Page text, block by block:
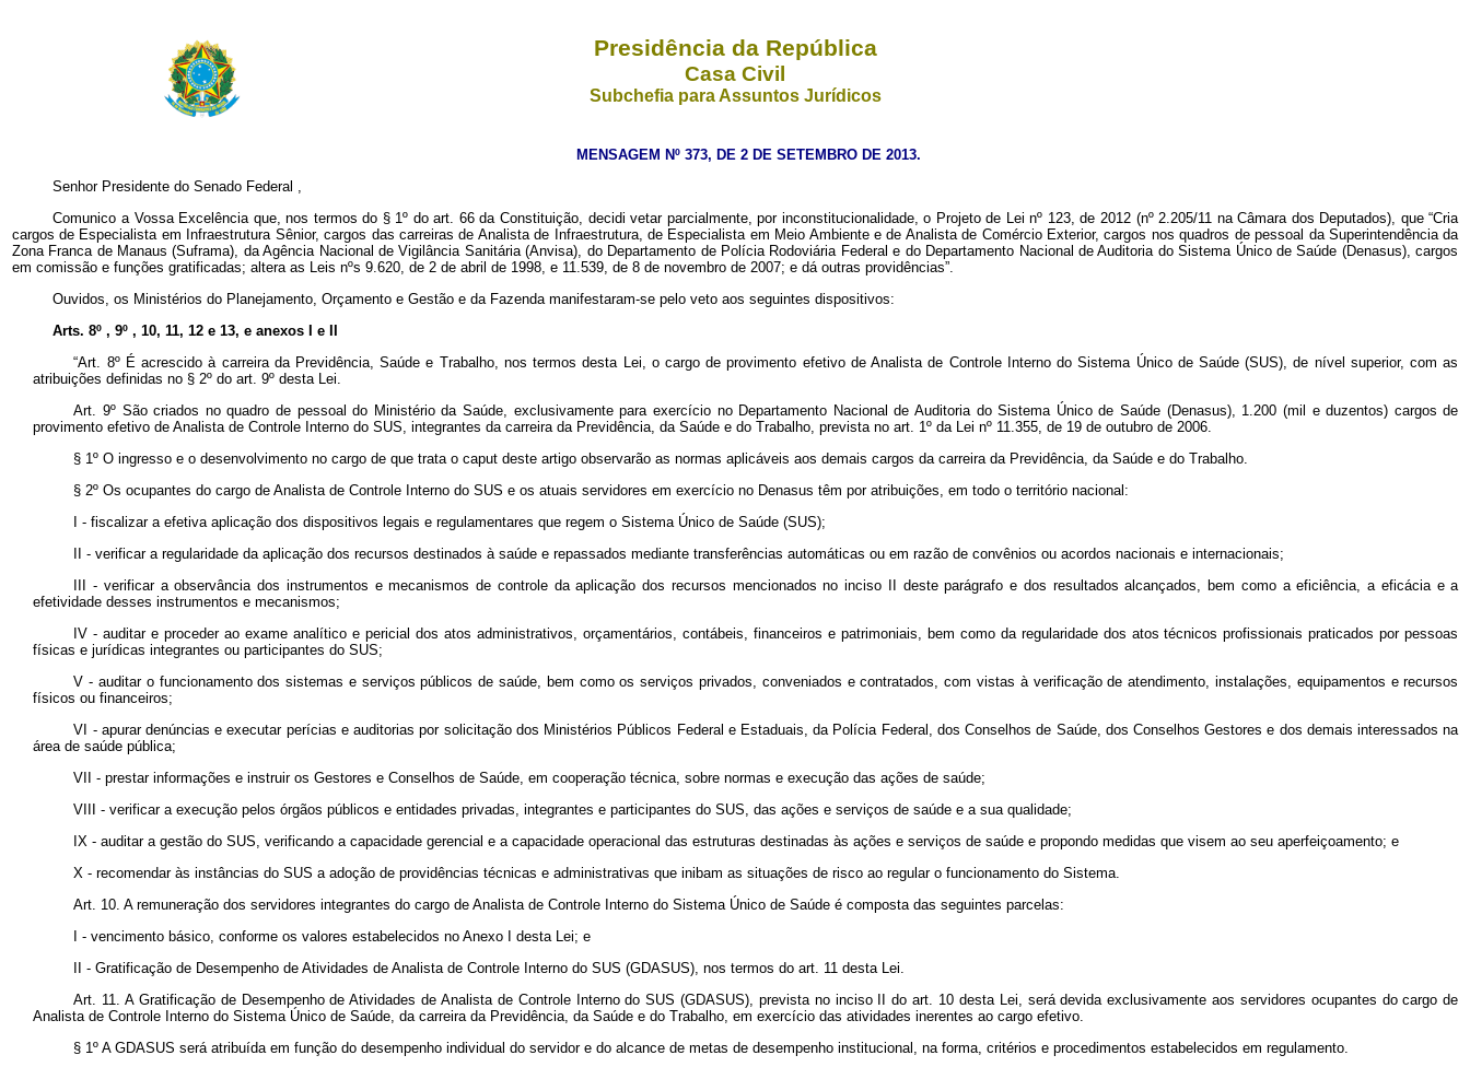
Presidência da República
Casa Civil
Subchefia para Assuntos Jurídicos
MENSAGEM Nº 373, DE 2 DE SETEMBRO DE 2013.
Senhor Presidente do Senado Federal
Comunico a Vossa Excelência que, nos termos do § 1º do art. 66 da Constituição, decidi vetar parcialmente, por inconstitucionalidade,o Projeto de Lei nº 123, de 2012 (nº 2.205/11 na Câmara dos Deputados), que “Cria
cargos de Especialista em Infraestrutura Sênior, cargos das carreiras de Analista de Infraestrutura, de Especialista em Meio Ambiente e de Analista de Comércio Exterior, cargos nos quadros de pessoal da Superintendência da
Zona Franca de Manaus (Suframa), da Agência Nacional de Vigilância Sanitária (Anvisa), do Departamento de Polícia Rodoviária Federal e do Departamento Nacional de Auditoria do Sistema Único de Saúde (Denasus), cargos
em comissão e funções gratificadas; altera as Leis nºs 9.620, de 2 de abril de 1998, e 11.539, de 8 de novembro de 2007; e dá outras providências”.
Ouvidos, os Ministérios do Planejamento, Orçamento e Gestão e da Fazenda manifestaram-se pelo veto aos seguintes dispositivos:
Arts. 8º , 9º , 10, 11, 12 e 13, e anexos I e II
“Art. 8º É acrescido à carreira da Previdência, Saúde e Trabalho, nos termos desta Lei, o cargo de provimento efetivo de Analista de Controle Interno do Sistema Único de Saúde (SUS), de nível superior, com as
atribuições definidas no § 2º do art. 9º desta Lei.
Art. 9º São criados no quadro de pessoal do Ministério da Saúde, exclusivamente para exercício no Departamento Nacional de Auditoria do Sistema Único de Saúde (Denasus), 1.200 (mil e duzentos) cargos de
provimento efetivo de Analista de Controle Interno do SUS, integrantes da carreira da Previdência, da Saúde e do Trabalho, prevista no art. 1º da Lei nº 11.355, de 19 de outubro de 2006.
§ 1º O ingresso e o desenvolvimento no cargo de que trata ocaputdeste artigo observarão as normas aplicáveis aos demais cargos da carreira da Previdência, da Saúde e do Trabalho.
§ 2º Os ocupantes do cargo de Analista de Controle Interno do SUS e os atuais servidores em exercício no Denasus têm por atribuições, em todo o território nacional:
I - fiscalizar a efetiva aplicação dos dispositivos legais e regulamentares que regem o Sistema Único de Saúde (SUS);
II - verificar a regularidade da aplicação dos recursos destinados à saúde e repassados mediante transferências automáticas ou em razão de convênios ou acordos nacionais e internacionais;
III - verificar a observância dos instrumentos e mecanismos de controle da aplicação dos recursos mencionados no inciso II deste parágrafo e dos resultados alcançados, bem como a eficiência, a eficácia e a
efetividade desses instrumentos e mecanismos;
IV - auditar e proceder ao exame analítico e pericial dos atos administrativos, orçamentários, contábeis, financeiros e patrimoniais, bem como da regularidade dos atos técnicos profissionais praticados por pessoas
físicas e jurídicas integrantes ou participantes do SUS;
V - auditar o funcionamento dos sistemas e serviços públicos de saúde, bem como os serviços privados, conveniados e contratados, com vistas à verificação de atendimento, instalações, equipamentos e recursos
físicos ou financeiros;
VI - apurar denúncias e executar perícias e auditorias por solicitação dos Ministérios Públicos Federal e Estaduais, da Polícia Federal, dos Conselhos de Saúde, dos Conselhos Gestores e dos demais interessados na
área de saúde pública;
VII - prestar informações e instruir os Gestores e Conselhos de Saúde, em cooperação técnica, sobre normas e execução das ações de saúde;
VIII - verificar a execução pelos órgãos públicos e entidades privadas, integrantes e participantes do SUS, das ações e serviços de saúde e a sua qualidade;
IX - auditar a gestão do SUS, verificando a capacidade gerencial e a capacidade operacional das estruturas destinadas às ações e serviços de saúde e propondo medidas que visem ao seu aperfeiçoamento; e
X - recomendar às instâncias do SUS a adoção de providências técnicas e administrativas que inibam as situações de risco ao regular o funcionamento do Sistema.
Art. 10. A remuneração dos servidores integrantes do cargo de Analista de Controle Interno do Sistema Único de Saúde é composta das seguintes parcelas:
I - vencimento básico, conforme os valores estabelecidos no Anexo I desta Lei; e
II - Gratificação de Desempenho de Atividades de Analista de Controle Interno do SUS (GDASUS), nos termos do art. 11 desta Lei.
Art. 11. A Gratificação de Desempenho de Atividades de Analista de Controle Interno do SUS (GDASUS), prevista no inciso II do art. 10 desta Lei, será devida exclusivamente aos servidores ocupantes do cargo de
Analista de Controle Interno do Sistema Único de Saúde, da carreira da Previdência, da Saúde e do Trabalho, em exercício das atividades inerentes ao cargo efetivo.
§ 1º A GDASUS será atribuída em função do desempenho individual do servidor e do alcance de metas de desempenho institucional, na forma, critérios e procedimentos estabelecidos em regulamento.